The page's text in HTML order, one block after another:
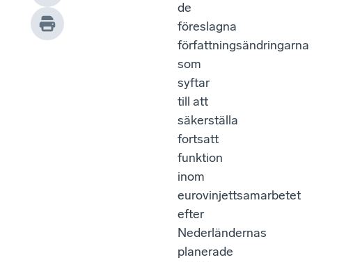
de
föreslagna
författningsändringarna
som
syftar
till att
säkerställa
fortsatt
funktion
inom
eurovinjettsamarbetet
efter
Nederländernas
planerade